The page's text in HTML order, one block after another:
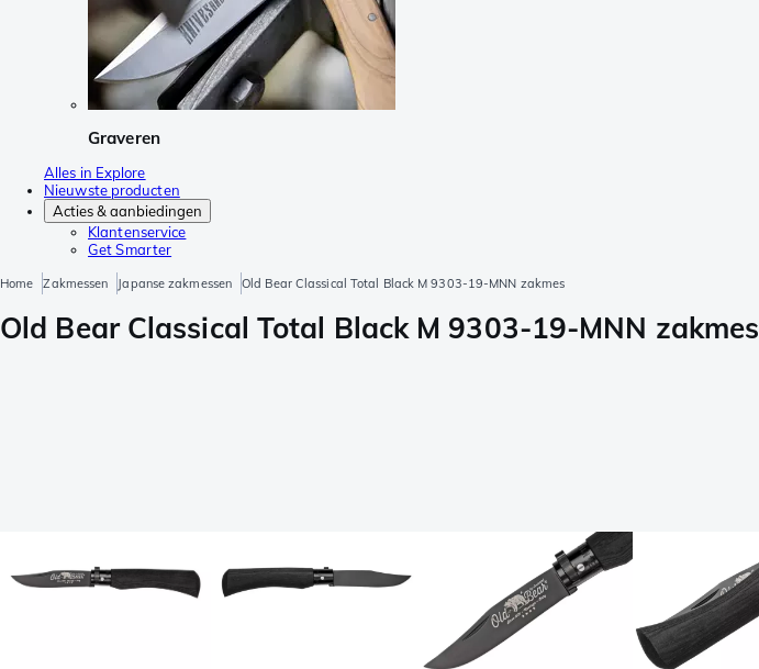
Graveren
Alles in Explore
Nieuwste producten
Acties & aanbiedingen
Klantenservice
Get Smarter
Home Zakmessen Japanse zakmessen Old Bear Classical Total Black M 9303-19-MNN zakmes
Old Bear Classical Total Black M 9303-19-MNN zakmes